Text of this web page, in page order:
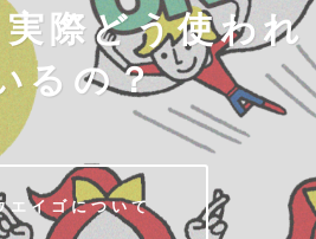
際どう使われ
るの？
エイゴについて